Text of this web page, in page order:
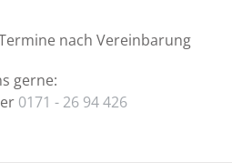
nach Vereinbarung
gerne:
0171 - 26 94 426